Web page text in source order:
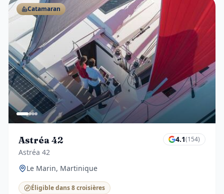
Catamaran
Astréa 42
Astréa 42
4.1(154)
Le Marin, Martinique
Éligible dans 8 croisières